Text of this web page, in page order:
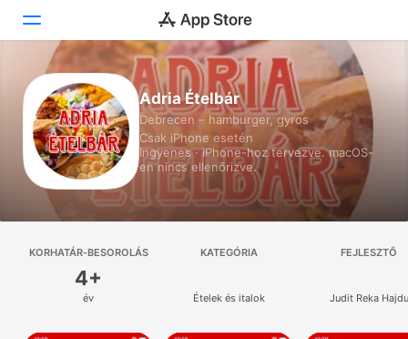
Ma
Játékok
Appok
Arcade
Keresés
Platform
iPad
Adria Ételbár
Debrecen – hamburger, gyros
Csak iPhone esetén
Ingyenes · iPhone-hoz tervezve. macOS-
en nincs ellenőrizve.
KORHATÁR‑BESOROLÁS
4+
év
KATEGÓRIA
Ételek és italok
FEJLESZTŐ
Judit Reka Hajdu